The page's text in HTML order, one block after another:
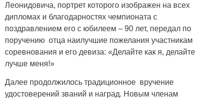
Леонидовича, портрет которого изображен на всех
дипломах и благодарностях чемпионата с
поздравлением его с юбилеем – 90 лет, передал по
поручению отца наилучшие пожелания участникам
соревнования и его девиза: «Делайте как я, делайте
лучше меня!»
Далее продолжилось традиционное вручение
удостоверений званий и наград. Новым членам